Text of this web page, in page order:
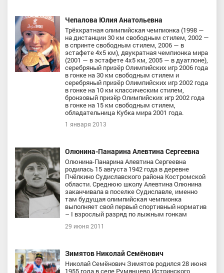
Чепалова Юлия Анатольевна
Трёхкратная олимпийская чемпионка (1998 —
на дистанции 30 км свободным стилем, 2002 —
в спринте свободным стилем, 2006 — в
эстафете 4x5 км), двукратная чемпионка мира
(2001 — в эстафете 4х5 км, 2005 — в дуатлоне),
серебряный призёр Олимпийских игр 2006 года
в гонке на 30 км свободным стилем и
серебряный призёр Олимпийских игр 2002 года
в гонке на 10 км классическим стилем,
бронзовый призёр Олимпийских игр 2002 года
в гонке на 15 км свободным стилем,
обладательница Кубка мира 2001 года.
1 января 2013
Олюнина-Панарина Алевтина Сергеевна
Олюнина-Панарина Алевтина Сергеевна
родилась 15 августа 1942 года в деревне
Пчёлкино Судиславского района Костромской
области. Среднюю школу Алевтина Олюнина
заканчивала в поселке Судиславле, именно
там будущая олимпийская чемпионка
выполняет свой первый спортивный норматив
– I взрослый разряд по лыжным гонкам
29 июня 2011
Зимятов Николай Семёнович
Николай Семёнович Зимятов родился 28 июня
1955 года в селе Румянцево Истринского